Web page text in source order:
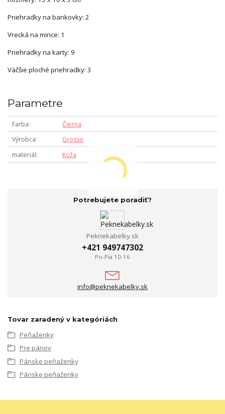
Priehradky na bankovky: 2
Vrecká na mince: 1
Priehradky na karty: 9
Väčšie ploché priehradky: 3
Parametre
Farba
Čierna
Výrobca
Grosso
materiál
Koža
Potrebujete poradiť?
Peknekabelky.sk
+421 949747302
Po-Pia 10-16
info@peknekabelky.sk
Tovar zaradený v kategóriách
Peňaženky
Pre pánov
Pánske peňaženky
Pánske peňaženky